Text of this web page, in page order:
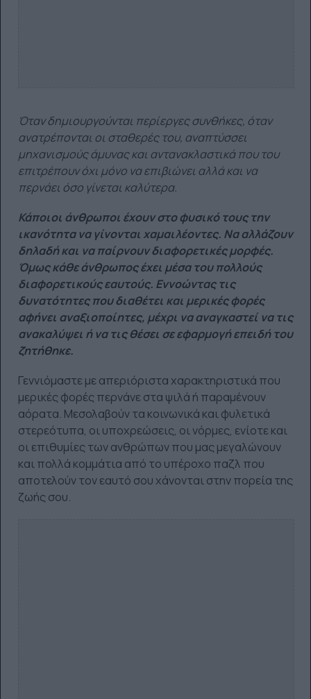
Όταν δημιουργούνται περίεργες συνθήκες, όταν
ανατρέπονται οι σταθερές του, αναπτύσσει
μηχανισμούς άμυνας και αντανακλαστικά που του
επιτρέπουν όχι μόνο να επιβιώνει αλλά και να
περνάει όσο γίνεται καλύτερα.
Κάποιοι άνθρωποι έχουν στο φυσικό τους την
ικανότητα να γίνονται χαμαιλέοντες. Να αλλάζουν
δηλαδή και να παίρνουν διαφορετικές μορφές.
Όμως κάθε άνθρωπος έχει μέσα του πολλούς
διαφορετικούς εαυτούς. Εννοώντας τις
δυνατότητες που διαθέτει και μερικές φορές
αφήνει αναξιοποίητες, μέχρι να αναγκαστεί να τις
ανακαλύψει ή να τις θέσει σε εφαρμογή επειδή του
ζητήθηκε.
Γεννιόμαστε με απεριόριστα χαρακτηριστικά που
μερικές φορές περνάνε στα ψιλά ή παραμένουν
αόρατα. Μεσολαβούν τα κοινωνικά και φυλετικά
στερεότυπα, οι υποχρεώσεις, οι νόρμες, ενίοτε και
οι επιθυμίες των ανθρώπων που μας μεγαλώνουν
και πολλά κομμάτια από το υπέροχο παζλ που
αποτελούν τον εαυτό σου χάνονται στην πορεία της
ζωής σου.